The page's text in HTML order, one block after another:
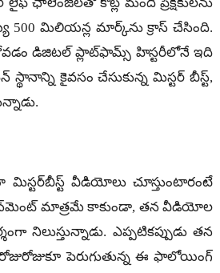
500 మిలియన్ల మార్క్‌ను క్రాస్ చేసింది.
డిజిటల్ ప్లాట్‌ఫామ్స్ హిస్టరీలోనే ఇది
కైవసం చేసుకున్న మిస్టర్ బీస్ట్,
వీడియోలు చూస్తుంటారంటే
మాత్రమే కాకుండా, తన వీడియోల
నిలుస్తున్నాడు. ఎప్పటికప్పుడు తన
పెరుగుతున్న ఈ ఫాలోయింగ్